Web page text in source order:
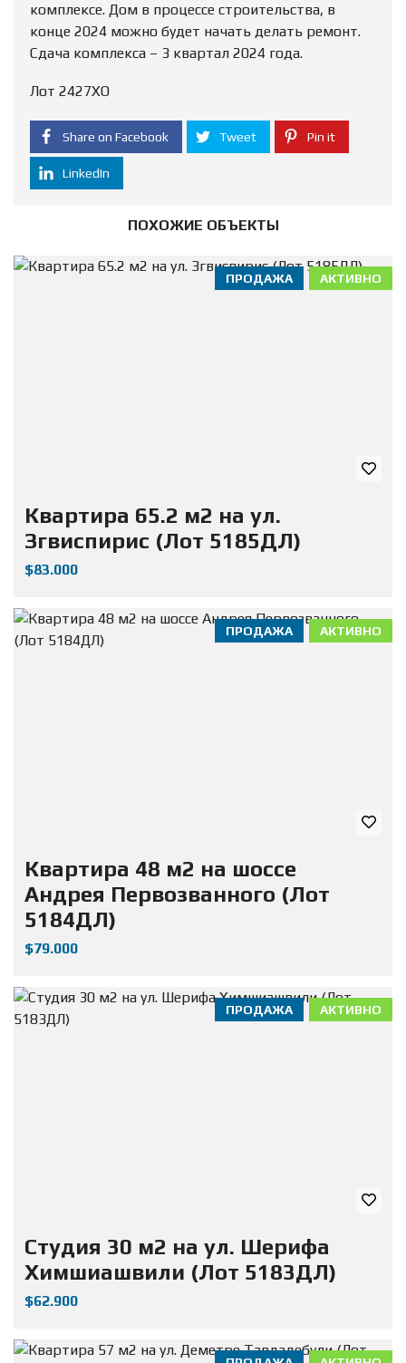
комплексе. Дом в процессе строительства, в
конце 2024 можно будет начать делать ремонт.
Сдача комплекса – 3 квартал 2024 года.
Лот 2427ХО
Share on Facebook Tweet Pin it
LinkedIn
ПОХОЖИЕ ОБЪЕКТЫ
АКТИВНО
ПРОДАЖА
Квартира 65.2 м2 на ул.
Згвиспирис (Лот 5185ДЛ)
$83.000
АКТИВНО
ПРОДАЖА
Квартира 48 м2 на шоссе
Андрея Первозванного (Лот
5184ДЛ)
$79.000
АКТИВНО
ПРОДАЖА
Студия 30 м2 на ул. Шерифа
Химшиашвили (Лот 5183ДЛ)
$62.900